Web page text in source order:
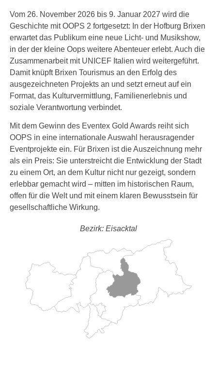
Vom 26. November 2026 bis 9. Januar 2027 wird die
Geschichte mit OOPS 2 fortgesetzt: In der Hofburg Brixen
erwartet das Publikum eine neue Licht- und Musikshow,
in der der kleine Oops weitere Abenteuer erlebt. Auch die
Zusammenarbeit mit UNICEF Italien wird weitergeführt.
Damit knüpft Brixen Tourismus an den Erfolg des
ausgezeichneten Projekts an und setzt erneut auf ein
Format, das Kulturvermittlung, Familienerlebnis und
soziale Verantwortung verbindet.
Mit dem Gewinn des Eventex Gold Awards reiht sich
OOPS in eine internationale Auswahl herausragender
Eventprojekte ein. Für Brixen ist die Auszeichnung mehr
als ein Preis: Sie unterstreicht die Entwicklung der Stadt
zu einem Ort, an dem Kultur nicht nur gezeigt, sondern
erlebbar gemacht wird – mitten im historischen Raum,
offen für die Welt und mit einem klaren Bewusstsein für
gesellschaftliche Wirkung.
Bezirk: Eisacktal